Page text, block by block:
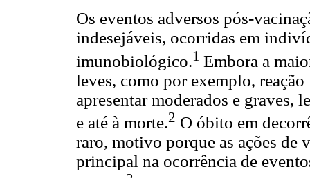
Os eventos adversos pós-
indesejáveis, ocorridas em
imunobiológico.1 Embora a
leves, como por exemplo,
apresentar moderados e graves,
e até à morte.2 O óbito em
raro, motivo porque as ações
principal na ocorrência de